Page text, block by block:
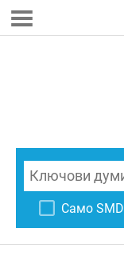
Само SMD